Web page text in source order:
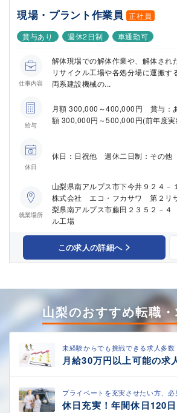
現場・プラント作業員 正社員
賞与あり
週休2日制 車通勤可
仕事内容
解体現場での解体作業や、解体され
リサイクル工場や各処分場に運搬す
両系建設機械の...
給与
月額 300,000～400,000円 賞与
額 300,000円～500,000円(前年度実
休日
休日：日祝他 週休二日制：その他
就業場所
山梨県南アルプス市下今
株式会社 エコ・フカサワ 第２リ
梨県南アルプス市藤田２３５２－
ル工場
この求人の詳細へ
山梨のおすすめ転職
未経験からでも挑戦できる求人多数
月給30万円以上可能の求
プライベートを充実させたい方、必
休日充実！年間休日120日